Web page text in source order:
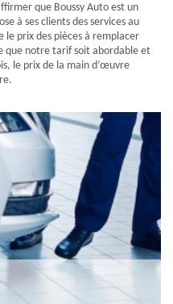
que Boussy Auto est un
à ses clients des services au
prix des pièces à remplacer
que notre tarif soit abordable et
le prix de la main d’œuvre